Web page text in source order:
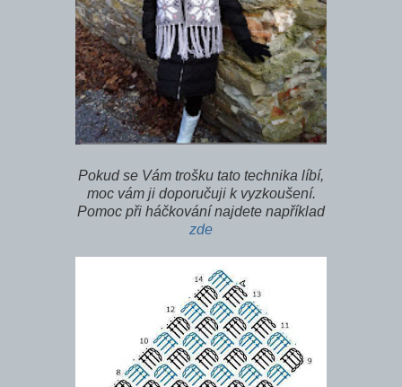
Pokud se Vám trošku tato technika líbí,
moc vám ji doporučuji k vyzkoušení.
Pomoc při háčkování najdete například
zde